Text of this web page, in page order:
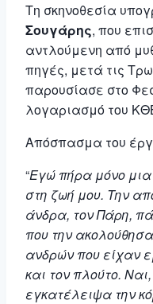
Τη σκηνοθεσία
Σουγάρης, που
αντλούμενη από
πηγές, μετά τις
παρουσίασε στο
λογαριασμό του
Απόσπασμα του
“Εγώ πήρα μόνο
στη ζωή μου. Την
άνδρα, τον Πάρη,
που την
ανδρών που είχαν
και τον πλούτο.
εγκατέλειψα την